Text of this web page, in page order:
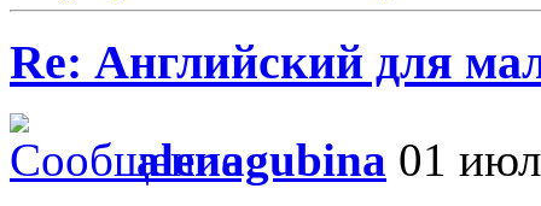
Re: Английский для
alenagubina 01